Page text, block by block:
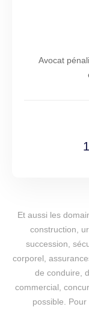
Avocat
Et aussi les
construction,
succession,
corporel,
de conduire,
commercial,
possible.